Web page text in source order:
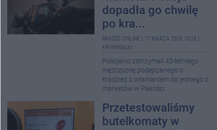
dopadła go chwilę
po kra...
PAKOŚĆ.ONLINE 17 MARCA 2026 10:28
KRYMINAŁKI
Policjanci zatrzymali 43-letniego
mężczyznę podejrzanego o
kradzież z włamaniem do jednego z
marketów w Pakości.
Przetestowaliśmy
butelkomaty w